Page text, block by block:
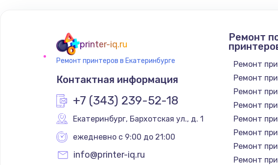
printer-iq.ru
Ремонт принтеров в Екатеринбурге
Контактная информация
+7 (343) 239-52-18
Екатеринбург, Бархотская ул., д. 1
ежедневно с 9:00 до 21:00
info@printer-iq.ru
Ремонт
Ремонт
Ремонт
Ремонт
Ремонт
Ремонт
Ремонт
Ремонт
Ремонт